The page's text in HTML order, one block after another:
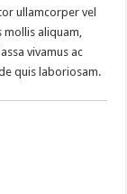
ullamcorper vel
aliquam,
vivamus ac
quis laboriosam.